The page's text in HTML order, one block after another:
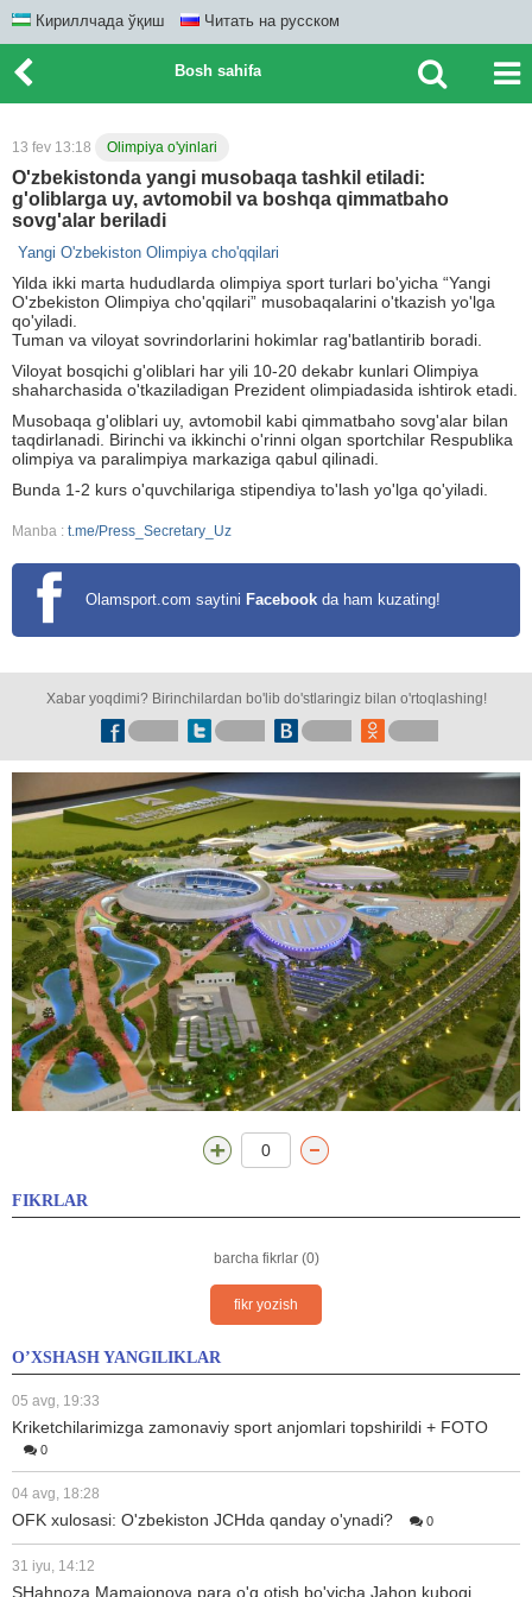
Кириллчада ўқиш Читать на русском
Bosh sahifa
13 fev 13:18 Olimpiya o'yinlari
O'zbekistonda yangi musobaqa tashkil etiladi:
g'oliblarga uy, avtomobil va boshqa qimmatbaho
sovg'alar beriladi
Yangi O'zbekiston Olimpiya cho'qqilari
Yilda ikki marta hududlarda olimpiya sport turlari bo'yicha “Yangi
O'zbekiston Olimpiya cho'qqilari” musobaqalarini o'tkazish yo'lga
qo'yiladi.
Tuman va viloyat sovrindorlarini hokimlar rag'batlantirib boradi.
Viloyat bosqichi g'oliblari har yili 10-20 dekabr kunlari Olimpiya
shaharchasida o'tkaziladigan Prezident olimpiadasida ishtirok etadi.
Musobaqa g'oliblari uy, avtomobil kabi qimmatbaho sovg'alar bilan
taqdirlanadi. Birinchi va ikkinchi o'rinni olgan sportchilar Respublika
olimpiya va paralimpiya markaziga qabul qilinadi.
Bunda 1-2 kurs o'quvchilariga stipendiya to'lash yo'lga qo'yiladi.
Manba : t.me/Press_Secretary_Uz
Olamsport.com saytini Facebook da ham kuzating!
Xabar yoqdimi? Birinchilardan bo'lib do'stlaringiz bilan o'rtoqlashing!
0
FIKRLAR
barcha fikrlar (0)
fikr yozish
O’XSHASH YANGILIKLAR
05 avg, 19:33
Kriketchilarimizga zamonaviy sport anjomlari topshirildi + FOTO
0
04 avg, 18:28
OFK xulosasi: O'zbekiston JCHda qanday o'ynadi? 0
31 iyu, 14:12
SHahnoza Mamajonova para o'q otish bo'yicha Jahon kubogi